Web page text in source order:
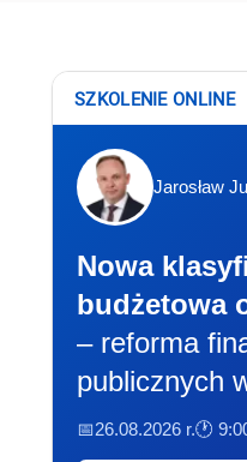
SZKOLENIE ONLINE
Jarosław
Nowa
budżetowa
– reforma
publicznych
📅26.08.2026 r.🕐